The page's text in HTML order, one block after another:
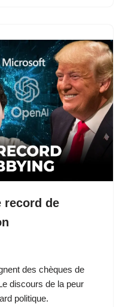
record de
des chèques de
discours de la peur
politique.